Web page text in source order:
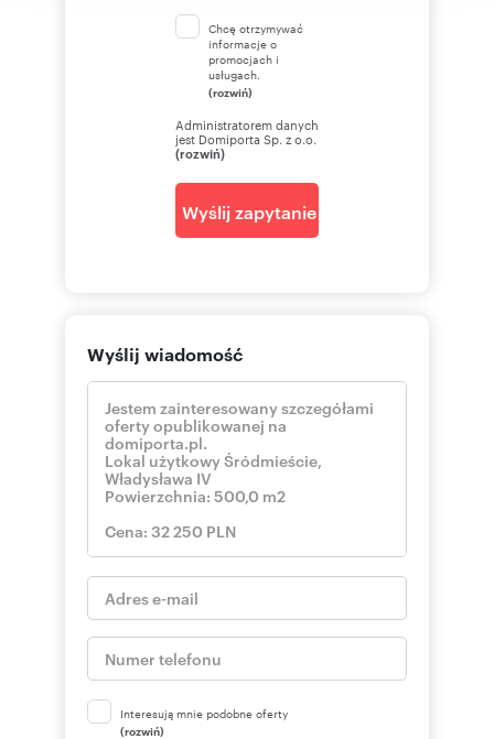
Chcę otrzymywać
informacje o
promocjach i
usługach.
(rozwiń)
Administratorem danych
jest Domiporta Sp. z o.o.
(rozwiń)
Wyślij zapytanie
Wyślij wiadomość
Interesują mnie podobne oferty
(rozwiń)